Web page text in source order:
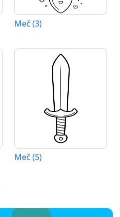
Meč (3)
Meč (5)